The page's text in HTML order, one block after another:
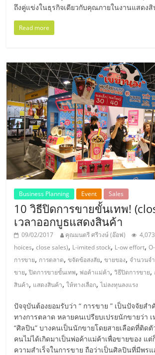
แฟ
รน
ไชส์,
ที่
ปรึกษา
แฟ
รน
ไชส์,
รวม
แฟ
รน
ไชส์
ขาย
ถึงคู่แข่งในธุรกิจเดียวกับคุณภายในงานแสดง
Read more
Business Planning Event Sales
10 วิธีปิดการขายขั้นเทพ!
เวลาออกบูธแสดงสินค้า
09/02/2017 คุณมนตรี ศรีวงษ์ (อ๊อฟ)
hoices,close sales), L-imited stock, L-ow effort,
การขาย, การตลาด,ขจัดข้อสงสัย,ขายของ, จำนวนจ
ขาย,ปิดการขายขั้นเทพ,พ่อค้าแม่ค้า,วิธีปิดการขาย,
สินค้า, แสดงสินค้า,ให้ทางเลือก,ไม่ลงทุนลงแรง
ปัจจุบันต้องยอมรับว่า “ การขาย ” เป็นปัจจัยสำ
ทางการตลาด หลายคนเปรียบเปรยนักขายว่า
“ศิลปิน” บางคนเป็นนักขายโดยสายเลือดที่ติดตั
คนไม่ได้เกิดมาเป็นพ่อค้าแม่ค้าเพื่อขายของ แ
ความสำเร็จในการขาย ถือว่าเป็นศิลปินที่มีพรแ